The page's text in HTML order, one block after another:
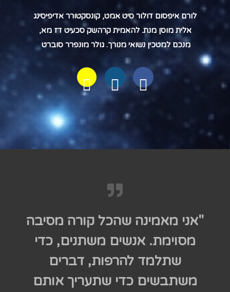
לורם איפסום דולור סיט אמט, קונסקטורר אדיפיסינג
אלית מוסן מנת. להאמית קרהשק סכעיט דז מא,
מנכם למטכין נשואי מנורך. גולר מונפרר סוברט
"אני מאמינה שהכל קורה מסיבה
מסוימת. אנשים משתנים, כדי
שתלמד להרפות, דברים
משתבשים כדי שתעריך אותם